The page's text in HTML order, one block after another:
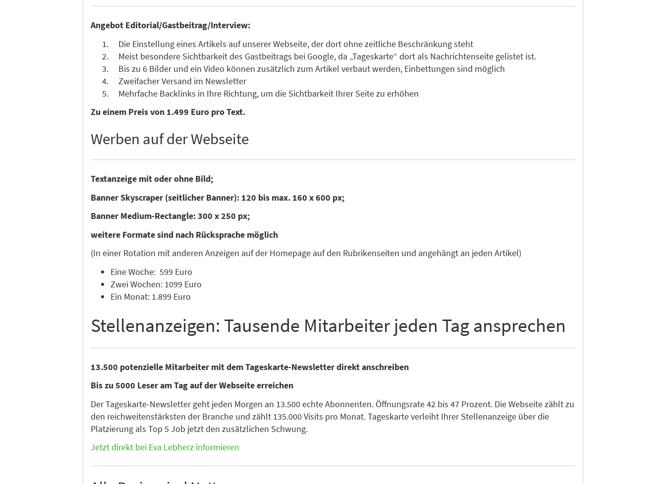
Angebot Editorial/Gastbeitrag/Interview:
Die Einstellung eines Artikels auf unserer Webseite, der dort ohne zeitliche Beschränkung steht
Meist besondere Sichtbarkeit des Gastbeitrags bei Google, da „Tageskarte“ dort als Nachrichtenseite gelistet ist.
Bis zu 6 Bilder und ein Video können zusätzlich zum Artikel verbaut werden, Einbettungen sind möglich
Zweifacher Versand im Newsletter
Mehrfache Backlinks in Ihre Richtung, um die Sichtbarkeit Ihrer Seite zu erhöhen
Zu einem Preis von 1.499 Euro pro Text.
Werben auf der Webseite
Textanzeige mit oder ohne Bild;
Banner Skyscraper (seitlicher Banner): 120 bis max. 160 x 600 px;
Banner Medium-Rectangle: 300 x 250 px;
weitere Formate sind nach Rücksprache möglich
(In einer Rotation mit anderen Anzeigen auf der Homepage auf den Rubrikenseiten und angehängt an jeden Artikel)
Eine Woche: 599 Euro
Zwei Wochen: 1099 Euro
Ein Monat: 1.899 Euro
Stellenanzeigen: Tausende Mitarbeiter jeden Tag ansprechen
13.500 potenzielle Mitarbeiter mit dem Tageskarte-Newsletter direkt anschreiben
Bis zu 5000 Leser am Tag auf der Webseite erreichen
Der Tageskarte-Newsletter geht jeden Morgen an 13.500 echte Abonnenten. Öffnungsrate 42 bis 47 Prozent. Die Webseite zählt zu
den reichweitenstärksten der Branche und zählt 135.000 Visits pro Monat. Tageskarte verleiht Ihrer Stellenanzeige über die
Platzierung als Top 5 Job jetzt den zusätzlichen Schwung.
Jetzt direkt bei Eva Lebherz informieren